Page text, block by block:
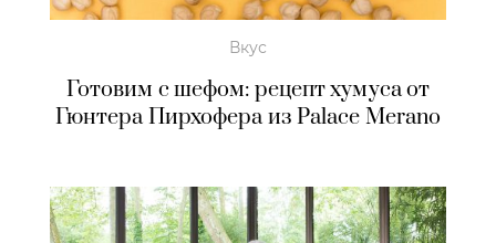
Вкус
Готовим с шефом: рецепт хумуса от
Гюнтера Пирхофера из Palace Merano